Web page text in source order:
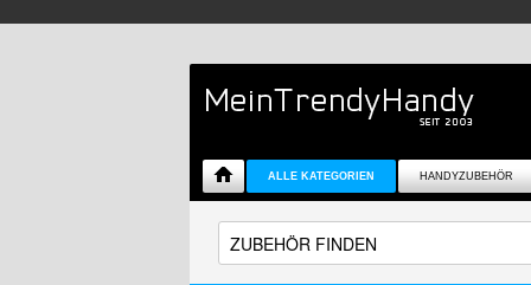
ALLE KATEGORIEN HANDYZUBEHÖR